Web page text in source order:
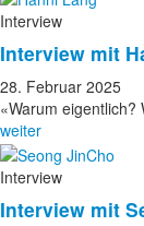
Interview
Interview mit
28. Februar 2025
«Warum
weiter
Interview
Interview mit